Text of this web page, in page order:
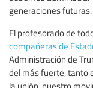
generaciones futuras.
El profesorado de
compañeras de
Administración de
del más fuerte, tanto
la unión, nuestro